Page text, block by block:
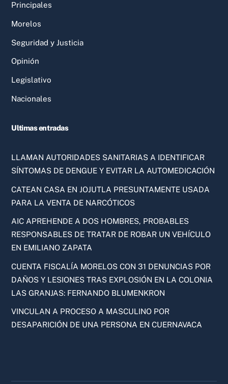
Principales
Morelos
Seguridad y Justicia
Opinión
Legislativo
Nacionales
Ultimas entradas
LLAMAN AUTORIDADES SANITARIAS A IDENTIFICAR
SÍNTOMAS DE DENGUE Y EVITAR LA AUTOMEDICACIÓN
CATEAN CASA EN JOJUTLA PRESUNTAMENTE USADA
PARA LA VENTA DE NARCÓTICOS
AIC APREHENDE A DOS HOMBRES, PROBABLES
RESPONSABLES DE TRATAR DE ROBAR UN VEHÍCULO
EN EMILIANO ZAPATA
CUENTA FISCALÍA MORELOS CON 31 DENUNCIAS POR
DAÑOS Y LESIONES TRAS EXPLOSIÓN EN LA COLONIA
LAS GRANJAS: FERNANDO BLUMENKRON
VINCULAN A PROCESO A MASCULINO POR
DESAPARICIÓN DE UNA PERSONA EN CUERNAVACA